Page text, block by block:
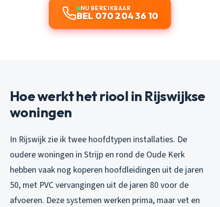
NU BEREIKBAAR
BEL 070 204 36 10
Hoe werkt het riool in Rijswijkse
woningen
In Rijswijk zie ik twee hoofdtypen installaties. De
oudere woningen in Strijp en rond de Oude Kerk
hebben vaak nog koperen hoofdleidingen uit de jaren
50, met PVC vervangingen uit de jaren 80 voor de
afvoeren. Deze systemen werken prima, maar vet en